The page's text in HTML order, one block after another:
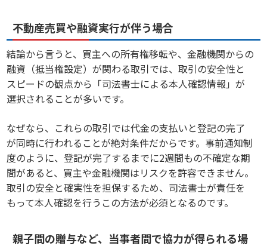
不動産売買や融資実行が伴う場合
結論から言うと、買主への所有権移転や、金融機関からの
融資（抵当権設定）が関わる取引では、取引の安全性と
スピードの観点から「司法書士による本人確認情報」が
選択されることが多いです。
なぜなら、これらの取引では代金の支払いと登記の完了
が同時に行われることが絶対条件だからです。事前通知制
度のように、登記が完了するまでに2週間もの不確定な期
間があると、買主や金融機関はリスクを許容できません。
取引の安全と確実性を担保するため、司法書士が責任を
もって本人確認を行うこの方法が必須となるのです。
親子間の贈与など、当事者間で協力が得られる場